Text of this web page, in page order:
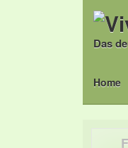
Das
Main
Skip
Home